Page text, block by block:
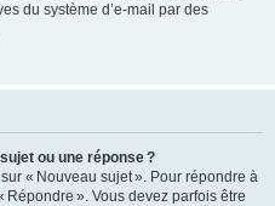
du système d’e-mail par des
ou une réponse ?
« Nouveau sujet ». Pour répondre à
». Vous devez parfois être